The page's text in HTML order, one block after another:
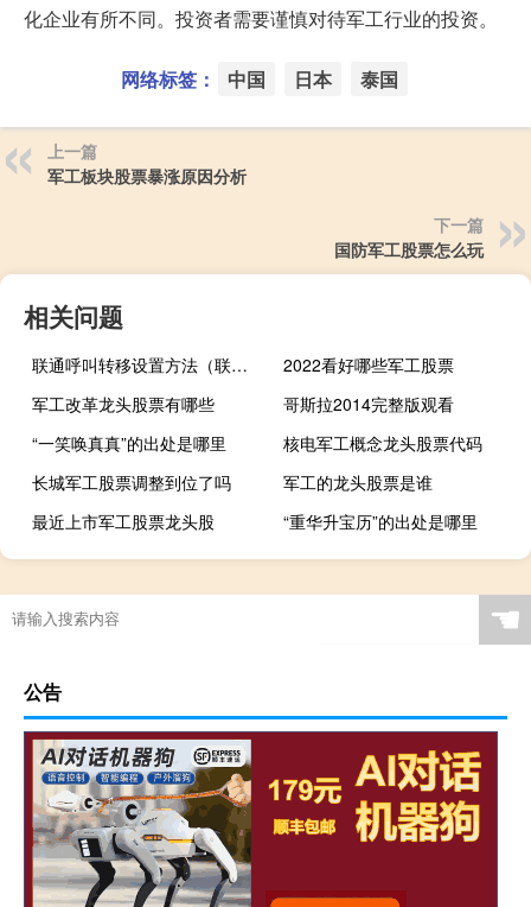
化企业有所不同。投资者需要谨慎对待军工行业的投资。
网络标签： 中国 日本 泰国
上一篇
军工板块股票暴涨原因分析
下一篇
国防军工股票怎么玩
相关问题
联通呼叫转移设置方法（联通呼叫转移设置）
2022看好哪些军工股票
军工改革龙头股票有哪些
哥斯拉2014完整版观看
“一笑唤真真”的出处是哪里
核电军工概念龙头股票代码
长城军工股票调整到位了吗
军工的龙头股票是谁
最近上市军工股票龙头股
“重华升宝历”的出处是哪里
☚
公告